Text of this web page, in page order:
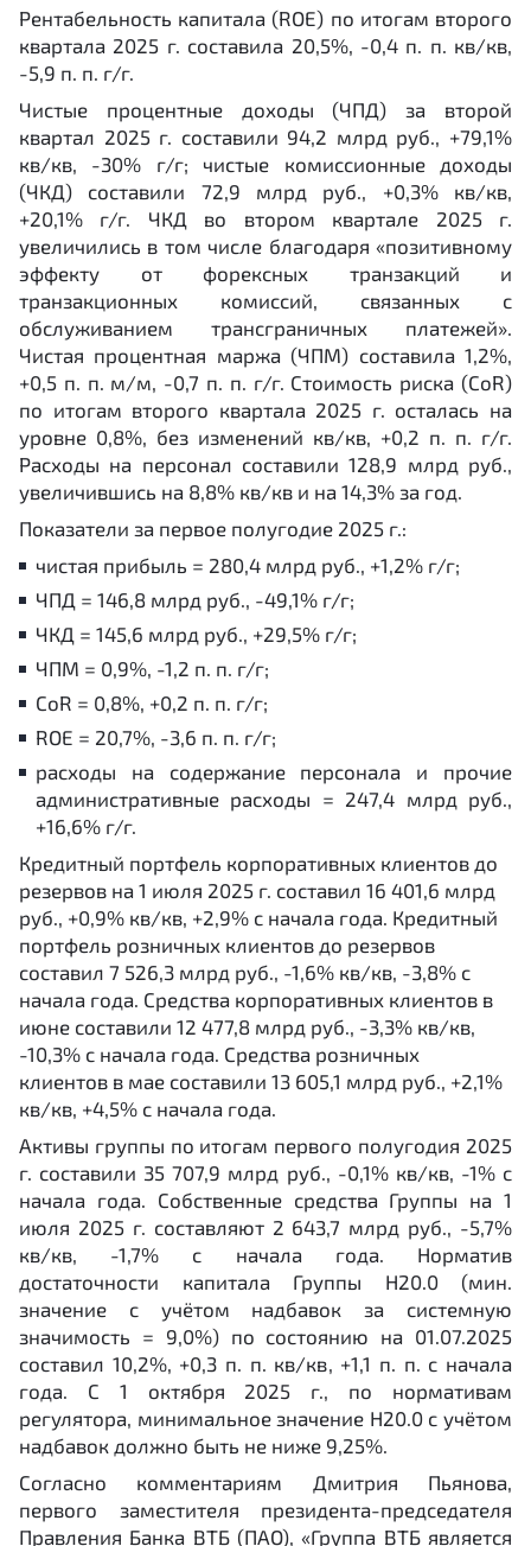
Рентабельность капитала (ROE) по итогам второго
квартала 2025 г. составила 20,5%, -0,4 п. п. кв/кв,
-5,9 п. п. г/г.
Чистые процентные доходы (ЧПД) за второй
квартал 2025 г. составили 94,2 млрд руб., +79,1%
кв/кв, -30% г/г; чистые комиссионные доходы
(ЧКД) составили 72,9 млрд руб., +0,3% кв/кв,
+20,1% г/г. ЧКД во втором квартале 2025 г.
увеличились в том числе благодаря «позитивному
эффекту от форексных транзакций и
транзакционных комиссий, связанных с
обслуживанием трансграничных платежей».
Чистая процентная маржа (ЧПМ) составила 1,2%,
+0,5 п. п. м/м, -0,7 п. п. г/г. Стоимость риска (CoR)
по итогам второго квартала 2025 г. осталась на
уровне 0,8%, без изменений кв/кв, +0,2 п. п. г/г.
Расходы на персонал составили 128,9 млрд руб.,
увеличившись на 8,8% кв/кв и на 14,3% за год.
Показатели за первое полугодие 2025 г.:
чистая прибыль = 280,4 млрд руб., +1,2% г/г;
ЧПД = 146,8 млрд руб., -49,1% г/г;
ЧКД = 145,6 млрд руб., +29,5% г/г;
ЧПМ = 0,9%, -1,2 п. п. г/г;
CoR = 0,8%, +0,2 п. п. г/г;
ROE = 20,7%, -3,6 п. п. г/г;
расходы на содержание персонала и прочие
административные расходы = 247,4 млрд руб.,
+16,6% г/г.
Кредитный портфель корпоративных клиентов до
резервов на 1 июля 2025 г. составил 16 401,6 млрд
руб., +0,9% кв/кв, +2,9% с начала года. Кредитный
портфель розничных клиентов до резервов
составил 7 526,3 млрд руб., -1,6% кв/кв, -3,8% с
начала года. Средства корпоративных клиентов в
июне составили 12 477,8 млрд руб., -3,3% кв/кв,
-10,3% с начала года. Средства розничных
клиентов в мае составили 13 605,1 млрд руб., +2,1%
кв/кв, +4,5% с начала года.
Активы группы по итогам первого полугодия 2025
г. составили 35 707,9 млрд руб., -0,1% кв/кв, -1% с
начала года. Собственные средства Группы на 1
июля 2025 г. составляют 2 643,7 млрд руб., -5,7%
кв/кв, -1,7% с начала года. Норматив
достаточности капитала Группы Н20.0 (мин.
значение с учётом надбавок за системную
значимость = 9,0%) по состоянию на 01.07.2025
составил 10,2%, +0,3 п. п. кв/кв, +1,1 п. п. с начала
года. С 1 октября 2025 г., по нормативам
регулятора, минимальное значение Н20.0 с учётом
надбавок должно быть не ниже 9,25%.
Согласно комментариям Дмитрия Пьянова,
первого заместителя президента-председателя
Правления Банка ВТБ (ПАО), «Группа ВТБ является